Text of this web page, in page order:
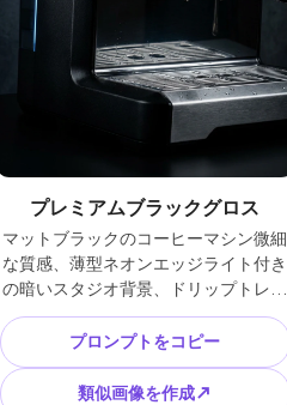
プレミアムブラックグロス
マットブラックのコーヒーマシン微細
な質感、薄型ネオンエッジライト付き
の暗いスタジオ背景、ドリップトレイ
に水滴でリアリズム、高級テックな雰
囲気、Sony A1、90mm、f/7.1、超精
細反射、フォトリアリスティック --ar
4:5
プロンプトをコピー
類似画像を作成↗